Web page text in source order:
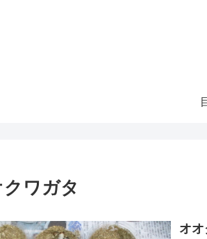
ワガタ
オオ